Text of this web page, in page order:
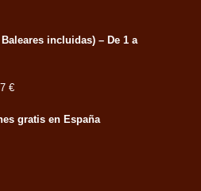
incluidas) – De 1 a
€
gratis en España